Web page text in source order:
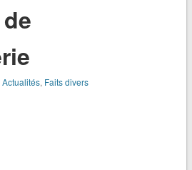
Actualités, Faits divers